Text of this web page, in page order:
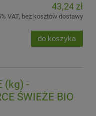
43,24 zł
VAT, bez kosztów dostawy
do koszyka
(kg) -
ŚWIEŻE BIO